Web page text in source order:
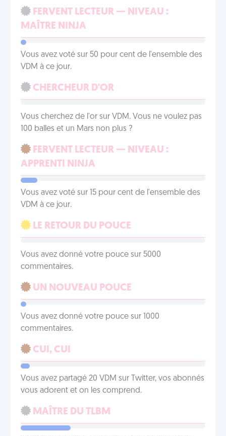
FERVENT LECTEUR — NIVEAU :
MAÎTRE NINJA
Vous avez voté sur 50 pour cent de l'ensemble des
VDM à ce jour.
CHERCHEUR D'OR
Vous cherchez de l'or sur VDM. Vous ne voulez pas
100 balles et un Mars non plus ?
FERVENT LECTEUR — NIVEAU :
APPRENTI NINJA
Vous avez voté sur 15 pour cent de l'ensemble des
VDM à ce jour.
LE RETOUR DU POUCE
Vous avez donné votre pouce sur 5000
commentaires.
UN NOUVEAU POUCE
Vous avez donné votre pouce sur 1000
commentaires.
CUI, CUI
Vous avez partagé 20 VDM sur Twitter, vos abonnés
vous adorent et on les comprend.
MAÎTRE DU TLBM